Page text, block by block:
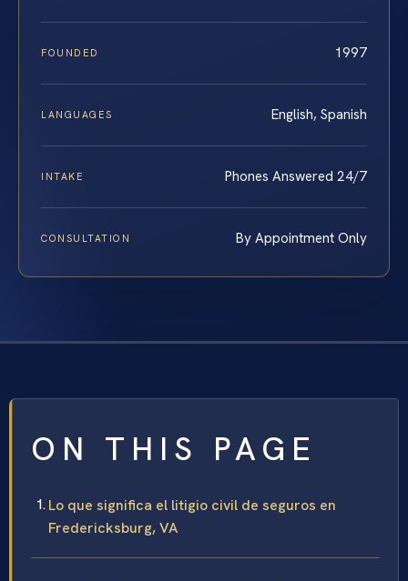
FOUNDED 1997
LANGUAGES English, Spanish
INTAKE Phones Answered 24/7
CONSULTATION By Appointment Only
ON THIS PAGE
Lo que significa el litigio civil de seguros en
Fredericksburg, VA